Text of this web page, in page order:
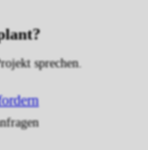
sprechen.